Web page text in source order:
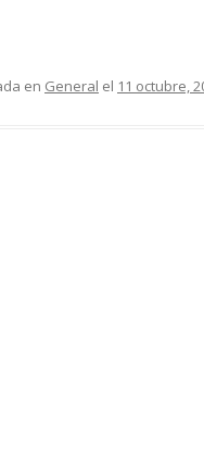
en General el 11 octubre,